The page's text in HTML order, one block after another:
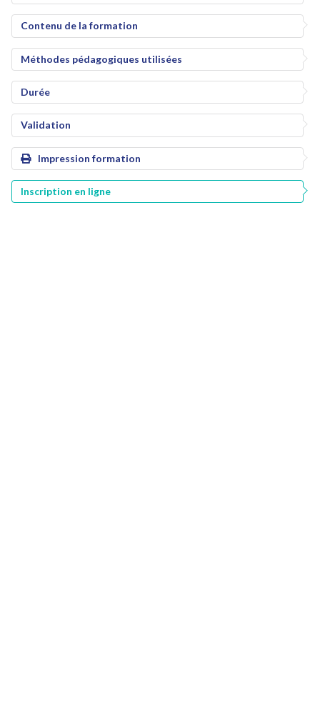
Contenu de la formation
Méthodes pédagogiques utilisées
Durée
Validation
Impression formation
Inscription en ligne